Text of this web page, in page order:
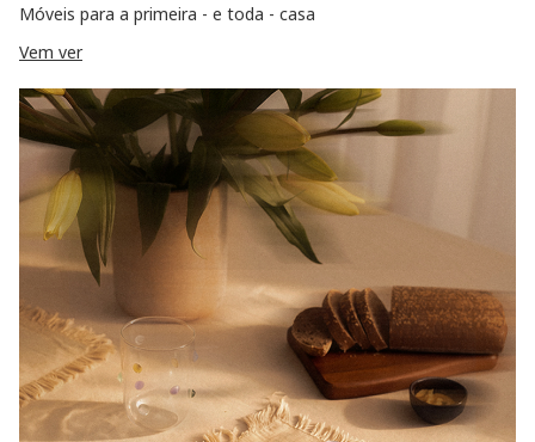
Móveis para a primeira - e toda - casa
Vem ver